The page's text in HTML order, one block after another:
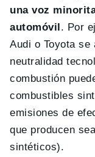
una voz
automóvil . Por
Audi o Toyota se
neutralidad
combustión
combustibles
emisiones de
que producen
sintéticos).